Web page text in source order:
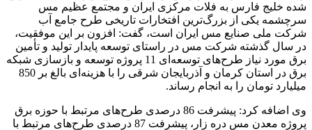
شده خلیج فارس به فلات مرکزی ایران و مجتمع عظیم مس
سرچشمه یکی از بزرگ‌ترین افتخارات تاریخی طرح جامع آب
شرکت ملی صنایع مس ایران است، گفت: افزون بر این موفقیت،
در سال گذشته شرکت مس در راستای توسعه پایدار تولید و تأمین
برق مورد نیاز طرح‌های توسعه‌ای 11 پروژه توسعه و بازسازی شبکه
برق در استان کرمان و آذربایجان شرقی را با هزینه‌ای بالغ بر 850
میلیارد تومان را به انجام رساند.
وی اضافه کرد: پیشرفت 86 درصدی طرح‌های مرتبط با حوزه برق
پروژه معدن مس دره زار، پیشرفت 87 درصدی طرح‌های مرتبط با